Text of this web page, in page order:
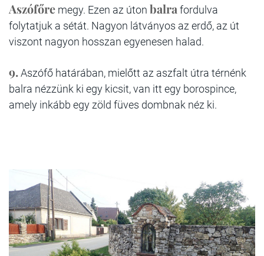
Aszófőre megy. Ezen az úton balra fordulva
folytatjuk a sétát. Nagyon látványos az erdő, az út
viszont nagyon hosszan egyenesen halad.
9.Aszófő határában, mielőtt az aszfalt útra térnénk
balra nézzünk ki egy kicsit, van itt egy borospince,
amely inkább egy zöld füves dombnak néz ki.